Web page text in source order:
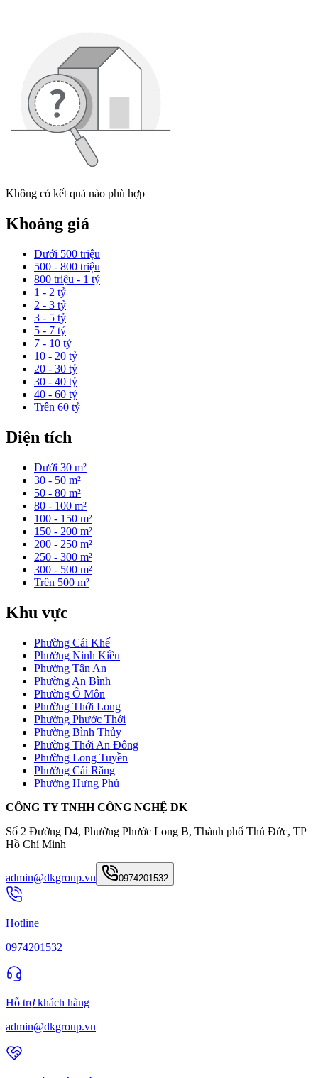
Không có kết quả nào phù hợp
Khoảng giá
Dưới 500 triệu
500 - 800 triệu
800 triệu - 1 tỷ
1 - 2 tỷ
2 - 3 tỷ
3 - 5 tỷ
5 - 7 tỷ
7 - 10 tỷ
10 - 20 tỷ
20 - 30 tỷ
30 - 40 tỷ
40 - 60 tỷ
Trên 60 tỷ
Diện tích
Dưới 30 m²
30 - 50 m²
50 - 80 m²
80 - 100 m²
100 - 150 m²
150 - 200 m²
200 - 250 m²
250 - 300 m²
300 - 500 m²
Trên 500 m²
Khu vực
Phường Cái Khế
Phường Ninh Kiều
Phường Tân An
Phường An Bình
Phường Ô Môn
Phường Thới Long
Phường Phước Thới
Phường Bình Thủy
Phường Thới An Đông
Phường Long Tuyền
Phường Cái Răng
Phường Hưng Phú
CÔNG TY TNHH CÔNG NGHỆ DK
Số 2 Đường D4, Phường Phước Long B, Thành phố Thủ Đức, TP
Hồ Chí Minh
admin@dkgroup.vn 0974201532
Hotline
0974201532
Hỗ trợ khách hàng
admin@dkgroup.vn